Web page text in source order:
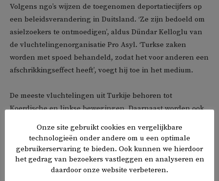
Volgens ngo’s wijzen de toegenomen deportatiecijfers op
een beleidsverandering in Duitsland. ‘Ze zijn bedoeld om
asielzoekers te ontmoedigen’, aldus Dündar Kelloglu van
de vluchtelingenorganisatie Pro Asyl. ‘Turkse zaken
worden met spoed behandeld, zodat het voor anderen een
afschrikkingseffect heeft’, voegt hij toe in het medium.
De meeste vluchtelingen uit Turkije behoren tot
Koerdische en linkse bewegingen. Daarnaast worden ook
TAGS deportatie Duitsland Turkije
Onze site gebruikt cookies en vergelijkbare
technologieën onder andere om u een optimale
gebruikerservaring te bieden. Ook kunnen we hierdoor
het gedrag van bezoekers vastleggen en analyseren en
daardoor onze website verbeteren.